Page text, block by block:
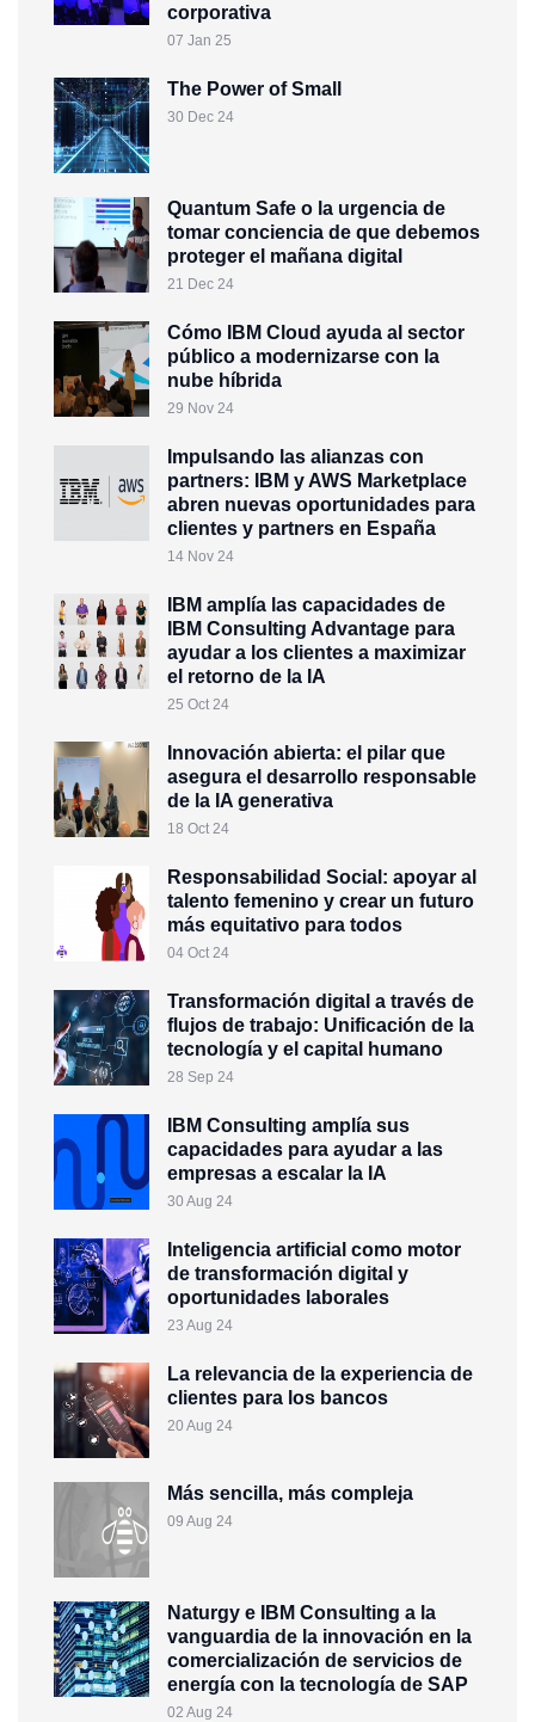
corporativa
07 Jan 25
The Power of Small
30 Dec 24
Quantum Safe o la urgencia de
tomar conciencia de que debemos
proteger el mañana digital
21 Dec 24
Cómo IBM Cloud ayuda al sector
público a modernizarse con la
nube híbrida
29 Nov 24
Impulsando las alianzas con
partners: IBM y AWS Marketplace
abren nuevas oportunidades para
clientes y partners en España
14 Nov 24
IBM amplía las capacidades de
IBM Consulting Advantage para
ayudar a los clientes a maximizar
el retorno de la IA
25 Oct 24
Innovación abierta: el pilar que
asegura el desarrollo responsable
de la IA generativa
18 Oct 24
Responsabilidad Social: apoyar al
talento femenino y crear un futuro
más equitativo para todos
04 Oct 24
Transformación digital a través de
flujos de trabajo: Unificación de la
tecnología y el capital humano
28 Sep 24
IBM Consulting amplía sus
capacidades para ayudar a las
empresas a escalar la IA
30 Aug 24
Inteligencia artificial como motor
de transformación digital y
oportunidades laborales
23 Aug 24
La relevancia de la experiencia de
clientes para los bancos
20 Aug 24
Más sencilla, más compleja
09 Aug 24
Naturgy e IBM Consulting a la
vanguardia de la innovación en la
comercialización de servicios de
energía con la tecnología de SAP
02 Aug 24